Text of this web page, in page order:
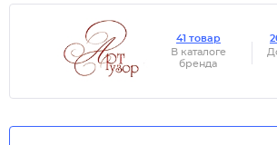
41 товар
В каталоге
бренда